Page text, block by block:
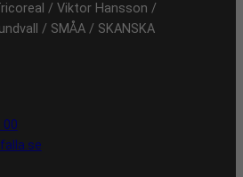
/ Viktor Hansson /
/ SMÅA / SKANSKA
00